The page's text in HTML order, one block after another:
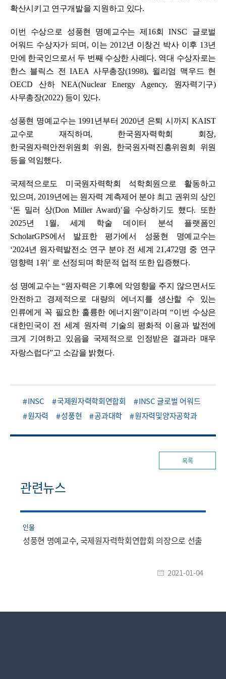
확산시키고 연구개발을 지원하고 있다.
이번 수상으로 성풍현 명예교수는 제 16회INSC 글로벌
어워드 수상자가 되며 , 이는 2012년 이창건 박사 이후 13년
만에 한국인으로서 두 번째 수상한 사례다. 역대 수상자로는
한스 블릭스 전IAEA 사무총장(1998), 윌리엄 맥우드 현
OECD산하 NEA(Nuclear Energy Agency, 원자력기구)
사무총장(2022) 등이 있다.
성풍현 명예교수는 1991 년부터 2020년 은퇴 시까지 KAIST
교수로 재직하며, 한국원자력학회 회장,
한국원자력안전위원회 위원, 한국원자력진흥위원회 위원
등을 역임했다.
국제적으로도 미국원자력학회 석학회원으로 활동하고
있으며 , 2019년에는 원자력 계측제어 분야 최고 권위의 상인
‘돈 밀러 상(Don Miller Award)’을 수상하기도 했다.
또한
2025년 1 월, 세계 학술 데이터 분석 플랫폼인
ScholarGPS에서 발표한 평가에서 성풍현 명예교수는
‘2024년 원자력발전소 연구 분야 전 세계 21,472명 중 연구
영향력 1 위 ’ 로 선정되며 학문적 업적 또한 입증했다.
성 명예교수는“원자력은 기후에 악영향을 주지 않으면서도
안전하고 경제적으로 대량의 에너지를 생산할 수 있는
인류에게 꼭 필요한 훌륭한 에너지원”이라며“이번 수상은
대한민국이 전 세계 원자력 기술의 평화적 이용과 발전에
크게 기여하고 있음을 국제적으로 인정받은 결과라 매우
자랑스럽다”고 소감을 밝혔다.
INSC 국제원자력학회연합회
INSC 글로벌 어워드
원자력
성풍현 공과대학 원자력및양자공학과
목록
관련뉴스
인물
성풍현 명예교수, 국제원자력학회연합회 의장으로 선출
2021-01-04